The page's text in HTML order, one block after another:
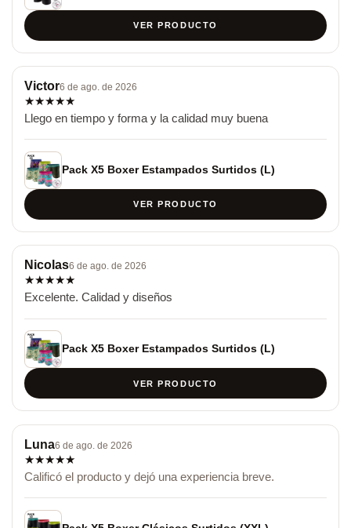
VER PRODUCTO
Victor6 de ago. de 2026
★★★★★
Llego en tiempo y forma y la calidad muy buena
Pack X5 Boxer Estampados Surtidos (L)
VER PRODUCTO
Nicolas6 de ago. de 2026
★★★★★
Excelente. Calidad y diseños
Pack X5 Boxer Estampados Surtidos (L)
VER PRODUCTO
Luna6 de ago. de 2026
★★★★★
Calificó el producto y dejó una experiencia breve.